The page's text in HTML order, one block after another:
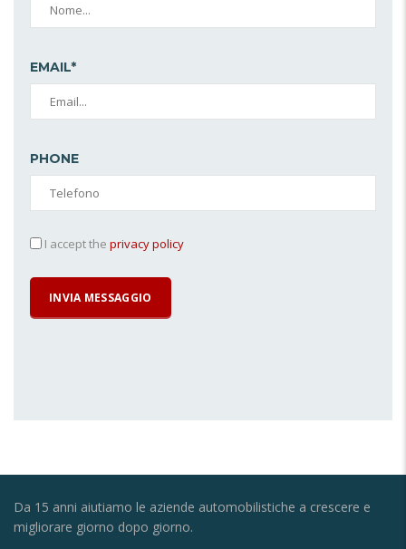
EMAIL*
PHONE
I accept the privacy policy
Da 15 anni aiutiamo le aziende automobilistiche a crescere e
migliorare giorno dopo giorno.